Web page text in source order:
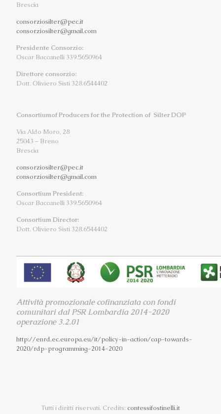
Brescia
consorziosilter@pec.it
consorziosilter@gmail.com
Presidente Consorzio:
Oscar Baccanelli 339.5650964
Direttore consorzio:
Dott. Oliviero Sisti 328.6544402
Consortiumof Producers for the Protection of Silter DOP
Via Aldo Moro, 28
25043 – Breno
Brescia
consorziosilter@pec.it
consorziosilter@gmail.com
Consortium President:
Oscar Baccanelli 339.5650964
Consortium Director:
Dott. Oliviero Sisti 328.6544402
Attività promozionale cofinanziata con fondi
comunitari dal PSR Lombardia 2014-2020
operazione 3.2.01
http://enrd.ec.europa.eu/it/policy-in-action/cap-towards-
2020/rdp-programming-2014-2020
Tutti i diritti riservati. Credits: contessifostinelli.it